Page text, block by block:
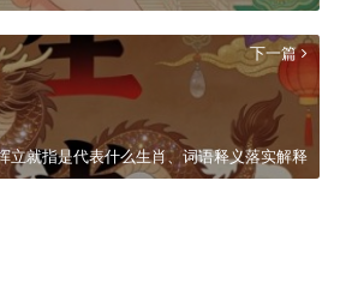
下一篇
立就指是代表什么生肖、词语释义落实解释